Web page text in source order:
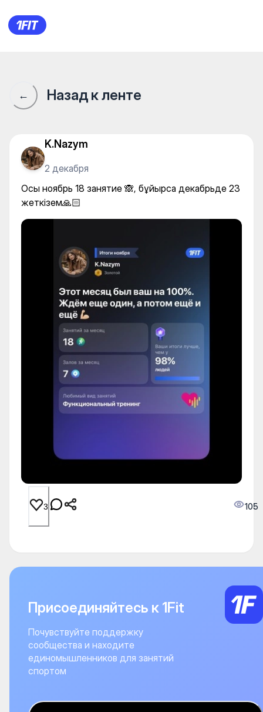
Осы ноябрь 18 занятие 🙈,
← Назад к ленте
K.Nazym
2 декабря
Осы ноябрь 18 занятие 🙈, бұйырса декабрьде 23
жеткізем🙏🏻
3 105
Присоединяйтесь к 1Fit
Почувствуйте поддержку
сообщества и находите
единомышленников для занятий
спортом